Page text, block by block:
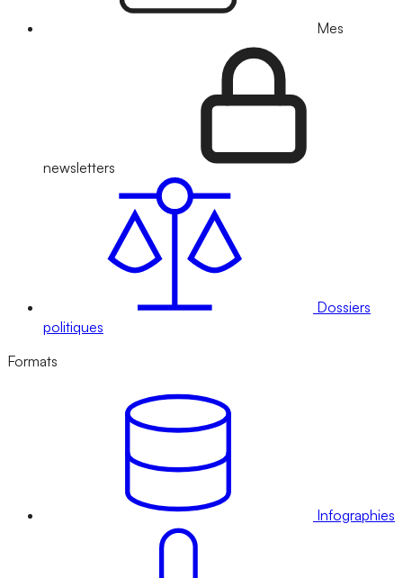
Mes
newsletters
Dossiers
politiques
Formats
Infographies